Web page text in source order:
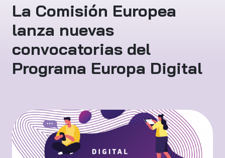
La Comisión Europea
lanza nuevas
convocatorias del
Programa Europa Digital